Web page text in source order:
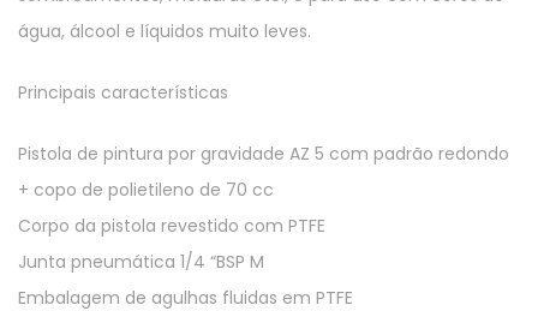
água, álcool e líquidos muito leves.
Principais características
Pistola de pintura por gravidade AZ 5 com padrão redondo
+ copo de polietileno de 70 cc
Corpo da pistola revestido com PTFE
Junta pneumática 1/4 “BSP M
Embalagem de agulhas fluidas em PTFE